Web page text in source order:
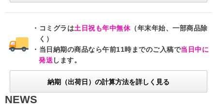
コミグラは土日祝も年中無休（年末年始、一部商品除
く）
当日納期の商品なら午前11時までのご入稿で当日中に
発送します。
納期（出荷日）の計算方法を詳しく見る
NEWS